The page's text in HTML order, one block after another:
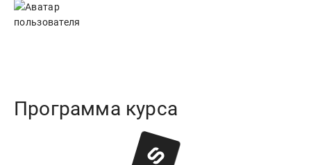
Программа курса